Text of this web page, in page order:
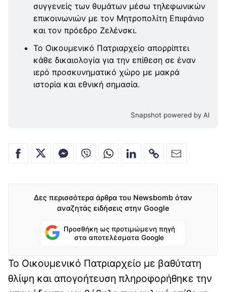
συγγενείς των θυμάτων μέσω τηλεφωνικών
επικοινωνιών με τον Μητροπολίτη Επιφάνιο
και τον πρόεδρο Ζελένσκι.
Το Οικουμενικό Πατριαρχείο απορρίπτει
κάθε δικαιολογία για την επίθεση σε έναν
ιερό προσκυνηματικό χώρο με μακρά
ιστορία και εθνική σημασία.
Snapshot powered by AI
Δες περισσότερα άρθρα του Newsbomb όταν
αναζητάς ειδήσεις στην Google
Προσθήκη ως προτιμώμενη πηγή
στα αποτελέσματα Google
Το Οικουμενικό Πατριαρχείο με βαθύτατη
θλίψη και απογοήτευση πληροφορήθηκε την